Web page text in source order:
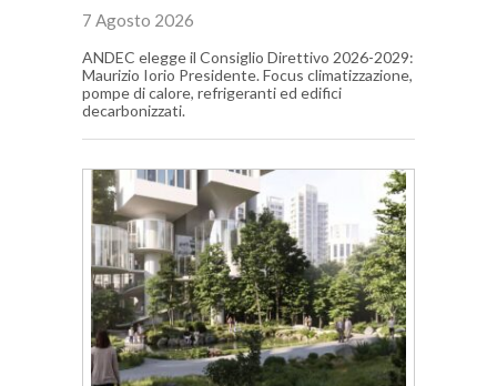
7 Agosto 2026
ANDEC elegge il Consiglio Direttivo 2026-2029:
Maurizio Iorio Presidente. Focus climatizzazione,
pompe di calore, refrigeranti ed edifici
decarbonizzati.